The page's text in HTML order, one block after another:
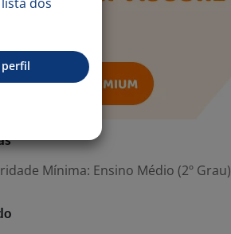
Mínima: Ensino Médio (2º Grau)